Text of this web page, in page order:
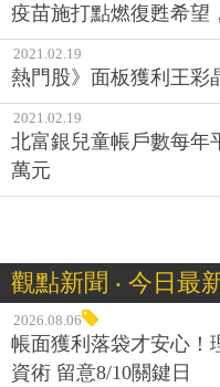
疫苗施打點燃復甦希望
2021.02.19
熱門股》面板獲利王彩
2021.02.19
北富銀兒童帳戶數每年
萬元
觀點新聞 ‧ 今日最
2026.08.06
帳面獲利落袋才安心！
資術 留意8/10關鍵日